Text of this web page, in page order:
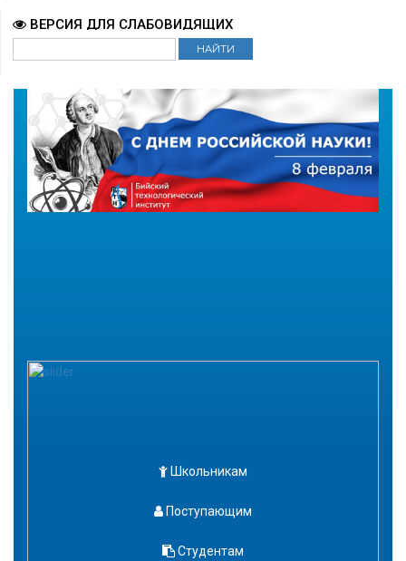
ВЕРСИЯ ДЛЯ СЛАБОВИДЯЩИХ
Школьникам
Поступающим
Студентам